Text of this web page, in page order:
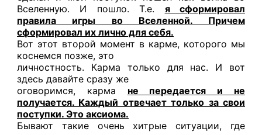
Вселенную. И пошло. Т.е. я сформировал
правила игры во Вселенной. Причем
сформировал их лично для себя.
Вот этот второй момент в карме, которого мы
коснемся позже, это
личностность. Карма только для нас. И вот
здесь давайте сразу же
оговоримся, карма не передается и не
получается. Каждый отвечает только за свои
поступки. Это аксиома.
Бывают такие очень хитрые ситуации, где